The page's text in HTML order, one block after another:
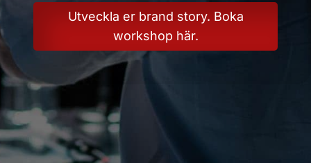
Utveckla er brand story. Boka
workshop här.